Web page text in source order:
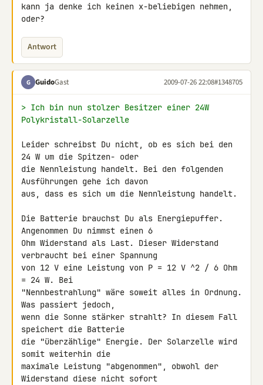
kann ja denke ich keinen x-beliebigen nehmen,
oder?
Antwort
G GuidoGast 2009-07-26 22:08#1348705
> Ich bin nun stolzer Besitzer einer 24W
Polykristall-Solarzelle
Leider schreibst Du nicht, ob es sich bei den
24 W um die Spitzen- oder
die Nennleistung handelt. Bei den folgenden
Ausführungen gehe ich davon
aus, dass es sich um die Nennleistung handelt.
Die Batterie brauchst Du als Energiepuffer.
Angenommen Du nimmst einen 6
Ohm Widerstand als Last. Dieser Widerstand
verbraucht bei einer Spannung
von 12 V eine Leistung von P = 12 V ^2 / 6 Ohm
= 24 W. Bei
"Nennbestrahlung" wäre soweit alles in Ordnung.
Was passiert jedoch,
wenn die Sonne stärker strahlt? In diesem Fall
speichert die Batterie
die "überzählige" Energie. Der Solarzelle wird
somit weiterhin die
maximale Leistung "abgenommen", obwohl der
Widerstand diese nicht sofort